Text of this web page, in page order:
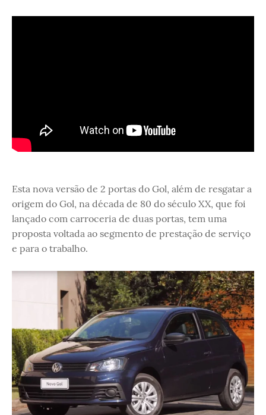
Esta nova versão de 2 portas do Gol, além de resgatar a
origem do Gol, na década de 80 do século XX, que foi
lançado com carroceria de duas portas, tem uma
proposta voltada ao segmento de prestação de serviço
e para o trabalho.